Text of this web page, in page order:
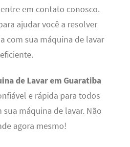
em contato conosco.
ajudar você a resolver
com sua máquina de lavar
de Lavar em Guaratiba
e rápida para todos
máquina de lavar. Não
agora mesmo!